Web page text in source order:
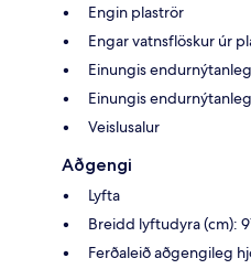
Engin plaströr
Engar vatnsflöskur úr
Einungis
Einungis
Veislusalur
Aðgengi
Lyfta
Breidd lyftudyra (cm):
Ferðaleið aðgengileg